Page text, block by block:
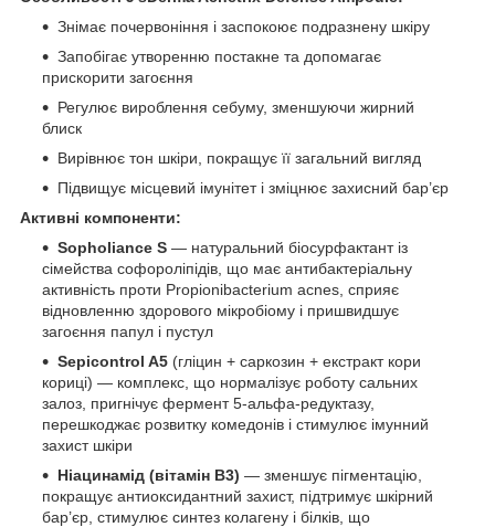
Знімає почервоніння і заспокоює подразнену шкіру
Запобігає утворенню постакне та допомагає
прискорити загоєння
Регулює вироблення себуму, зменшуючи жирний
блиск
Вирівнює тон шкіри, покращує її загальний вигляд
Підвищує місцевий імунітет і зміцнює захисний бар’єр
Активні компоненти:
Sopholiance S — натуральний біосурфактант із
сімейства софороліпідів, що має антибактеріальну
активність проти Propionibacterium acnes, сприяє
відновленню здорового мікробіому і пришвидшує
загоєння папул і пустул
Sepicontrol A5 (гліцин + саркозин + екстракт кори
кориці) — комплекс, що нормалізує роботу сальних
залоз, пригнічує фермент 5-альфа-редуктазу,
перешкоджає розвитку комедонів і стимулює імунний
захист шкіри
Ніацинамід (вітамін B3) — зменшує пігментацію,
покращує антиоксидантний захист, підтримує шкірний
бар’єр, стимулює синтез колагену і білків, що